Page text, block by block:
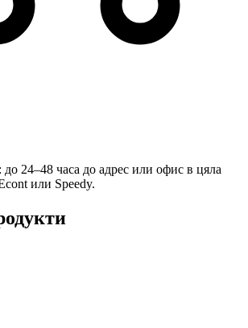
до 24–48 часа до адрес или офис в цяла
или Speedy.